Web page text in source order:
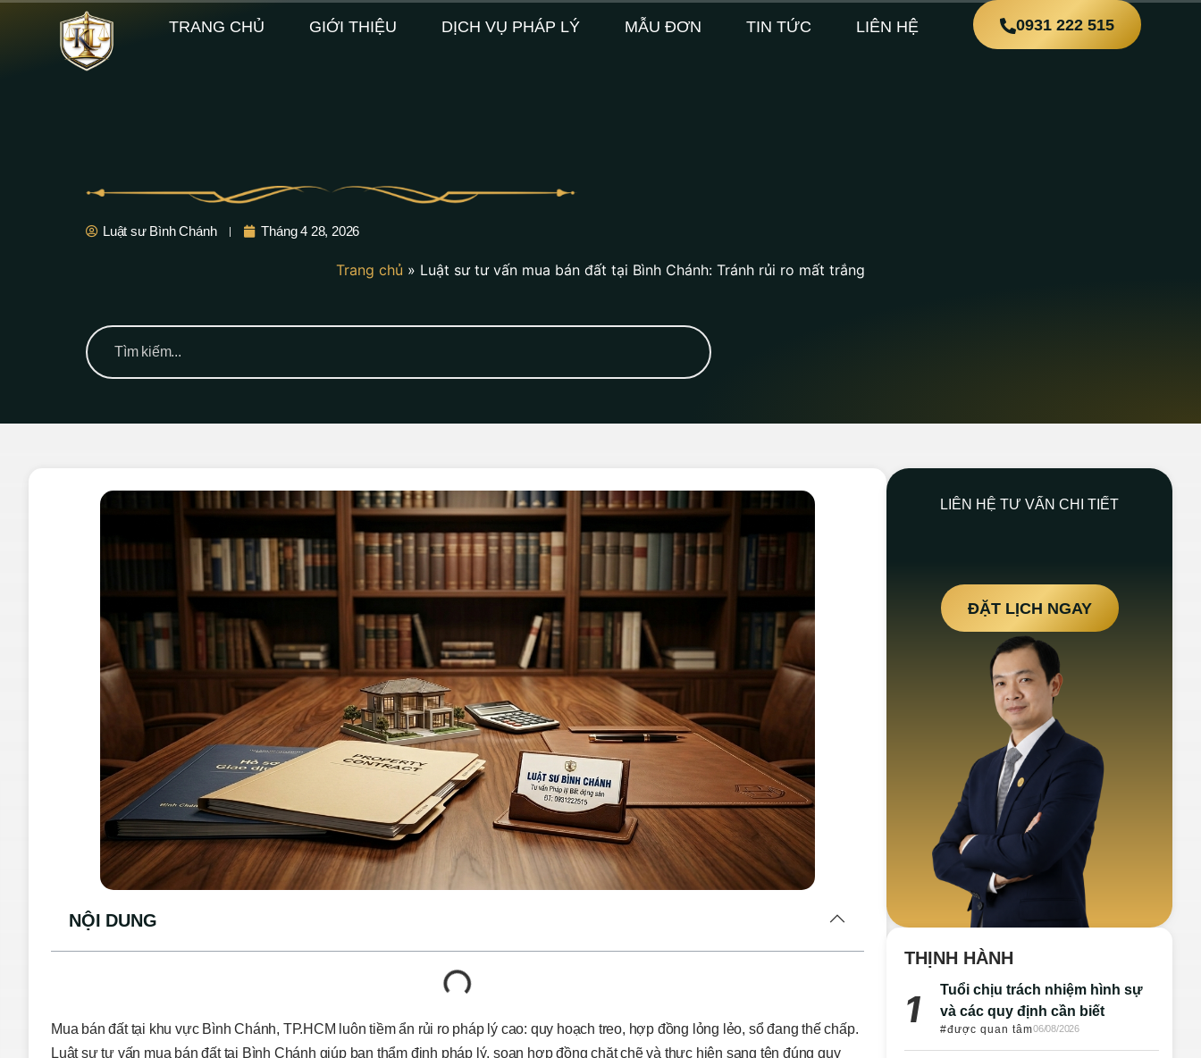
TRANG CHỦ GIỚI THIỆU DỊCH VỤ PHÁP LÝ MẪU ĐƠN TIN TỨC LIÊN HỆ 0931 222 515
Luật sư Bình Chánh Tháng 4 28, 2026
Trang chủ » Luật sư tư vấn mua bán đất tại Bình Chánh: Tránh rủi ro mất trắng
NỘI DUNG
Mua bán đất tại khu vực Bình Chánh, TP.HCM luôn tiềm ẩn rủi ro pháp lý cao: quy hoạch treo, hợp đồng lỏng lẻo, sổ đang thế chấp.
Luật sư tư vấn mua bán đất tại Bình Chánh giúp bạn thẩm định pháp lý, soạn hợp đồng chặt chẽ và thực hiện sang tên đúng quy
LIÊN HỆ TƯ VẤN CHI TIẾT
ĐẶT LỊCH NGAY
THỊNH HÀNH
Tuổi chịu trách nhiệm hình sự
và các quy định cần biết
#được quan tâm06/08/2026